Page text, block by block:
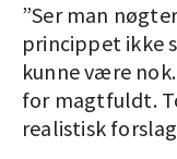
”Ser man
princippet ikke
kunne være
for magtfuldt.
realistisk